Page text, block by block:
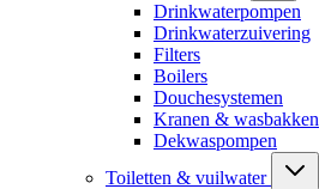
Drinkwaterpompen
Drinkwaterzuivering
Filters
Boilers
Douchesystemen
Kranen & wasbakken
Dekwaspompen
Toiletten & vuilwater